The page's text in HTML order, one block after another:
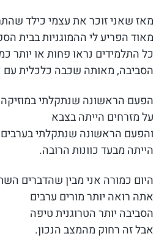
מאז שאני זוכר את עצמי כילד
מאוד הפריע לי ההמוגניות בבית
כל התלמידים נראו פחות או יותר
הסביבה, מאותה שכבה כלכלית עם
הפעם הראשונה שנתקלתי
על מזרחים הייתה בצבא
והפעם הראשונה שנתקלתי
הייתה מבעד כוונות הרובה.
היום כמורה אני מבין שהדברים
אתה רואה יותר מורים ערבים
הסביבה יותר הטרוגנית טיפה
אבל זה רחוק מהמצב הנכון.